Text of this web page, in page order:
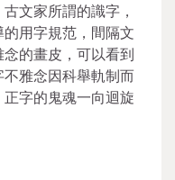
文家所謂的識字，
用字規范，間隔文
的畫皮，可以看到
雅念因科舉軌制而
字的鬼魂一向迴旋